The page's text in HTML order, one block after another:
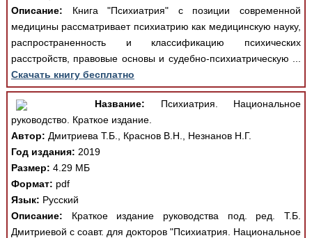
Описание: Книга "Психиатрия" с позиции современной
медицины рассматривает психиатрию как медицинскую науку,
распространенность и классификацию психических
расстройств, правовые основы и судебно-психиатрическую ...
Скачать книгу бесплатно
Название: Психиатрия. Национальное
руководство. Краткое издание.
Автор: Дмитриева Т.Б., Краснов В.Н., Незнанов Н.Г.
Год издания: 2019
Размер: 4.29 МБ
Формат: pdf
Язык: Русский
Описание: Краткое издание руководства под. ред. Т.Б.
Дмитриевой с соавт. для докторов "Психиатрия. Национальное